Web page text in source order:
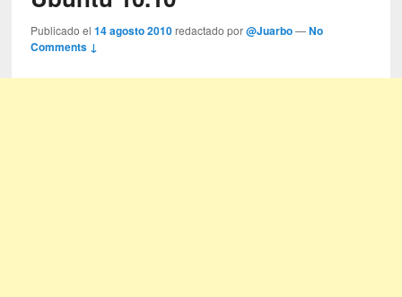
Publicado el14 agosto 2010 redactado por@Juarbo —No
Comments ↓